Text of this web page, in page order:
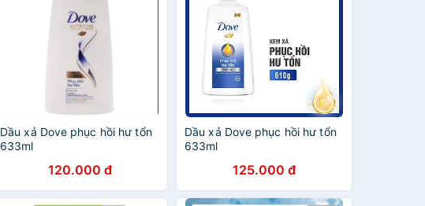
Dầu xả Dove phục hồi hư tổn
633ml
120.000 đ
Dầu xả Dove phục hồi hư tổn
633ml
125.000 đ